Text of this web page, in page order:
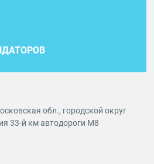
обл., городской округ
33-й км автодороги М8